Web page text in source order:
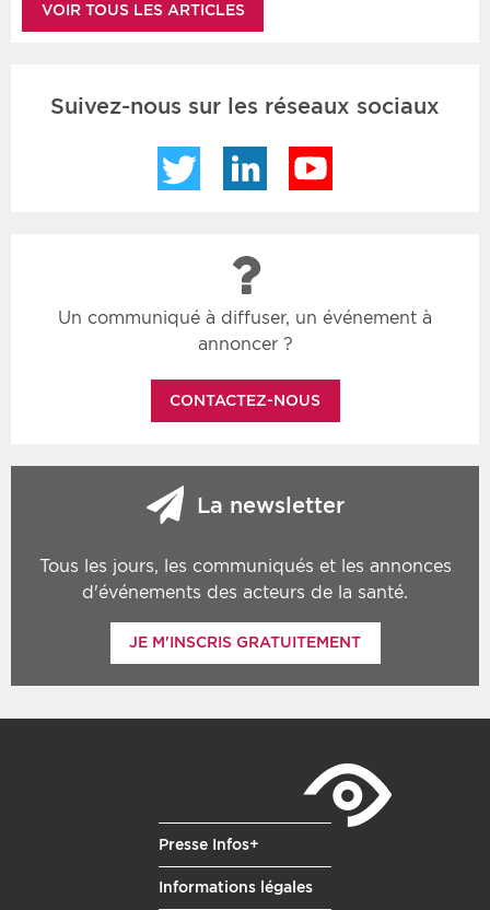
VOIR TOUS LES ARTICLES
Suivez-nous sur les réseaux sociaux
Twitter LinkedIn
Un communiqué à diffuser, un événement à
annoncer ?
CONTACTEZ-NOUS
La newsletter
Tous les jours, les communiqués et les annonces
d'événements des acteurs de la santé.
JE M'INSCRIS GRATUITEMENT
Presse Infos+
Informations légales